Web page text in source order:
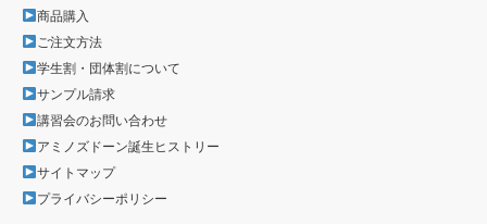
商品購入
ご注文方法
学生割・団体割について
サンプル請求
講習会のお問い合わせ
アミノズドーン誕生ヒストリー
サイトマップ
プライバシーポリシー